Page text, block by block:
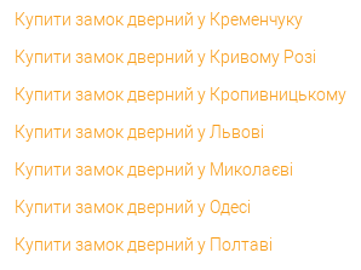
Купити замок дверний у Кременчуку
Купити замок дверний у Кривому Розі
Купити замок дверний у Кропивницькому
Купити замок дверний у Львові
Купити замок дверний у Миколаєві
Купити замок дверний у Одесі
Купити замок дверний у Полтаві